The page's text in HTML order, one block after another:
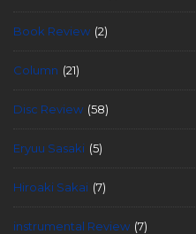
Book Review (2)
Column (21)
Disc Review (58)
Eryuu Sasaki (5)
Hiroaki Sakai (7)
instrumental Review (7)